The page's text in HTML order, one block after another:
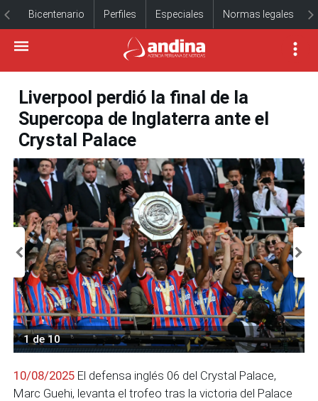
Bicentenario Perfiles Especiales Normas legales
Liverpool perdió la final de la
Supercopa de Inglaterra ante el
Crystal Palace
1 de 10
10/08/2025 El defensa inglés 06 del Crystal Palace,
Marc Guehi, levanta el trofeo tras la victoria del Palace